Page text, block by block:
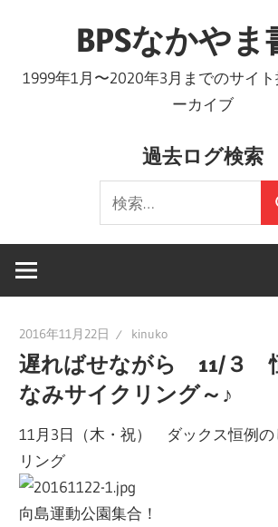
プ
BPSなかやま
1999年1月〜2020年3月までのサイ
ーカイブ
過去ログ検索
索:
2016年11月22日 kinuko
遅ればせながら 11/３
なみサイクリング～♪
11月3日（木・祝） ダックス恒例の
リング
向島運動公園集合！